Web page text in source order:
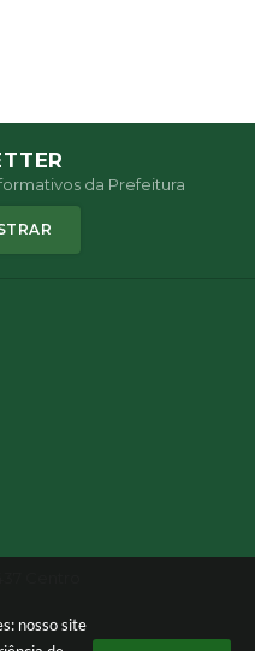
nosso site
da Prefeitura